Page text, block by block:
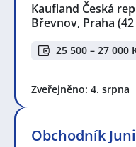
Kaufland Česká
Břevnov, Praha
25 500 – 27 000
Zveřejněno: 4. srpna
Obchodník